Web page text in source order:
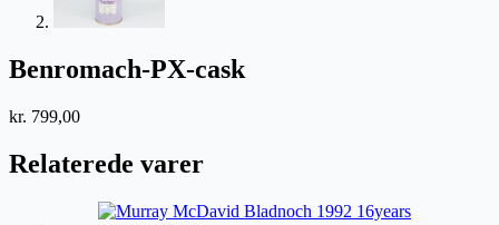
Benromach-PX-cask
kr. 799,00
Relaterede varer